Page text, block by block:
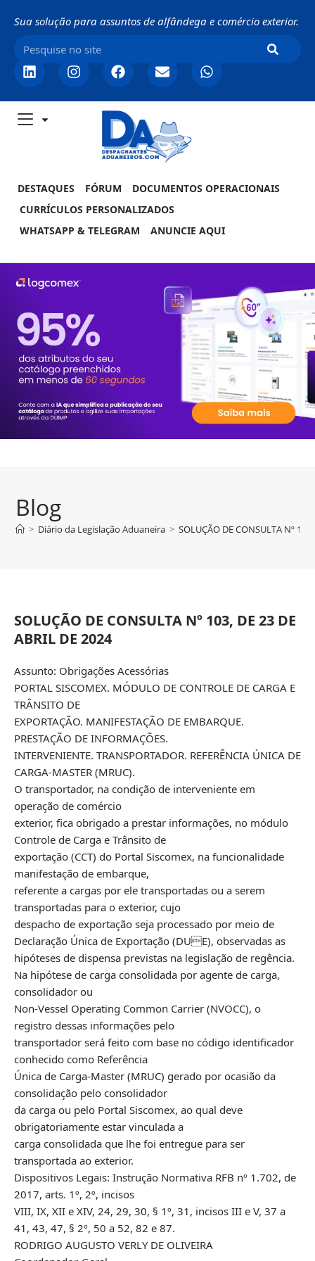
Sua solução para assuntos de alfândega e comércio exterior.
DESTAQUES FÓRUM
DOCUMENTOS OPERACIONAIS
CURRÍCULOS PERSONALIZADOS
WHATSAPP & TELEGRAM
ANUNCIE AQUI
Blog
> Diário da Legislação Aduaneira > SOLUÇÃO DE CONSULTA Nº
SOLUÇÃO DE CONSULTA Nº 103, DE 23 DE
ABRIL DE 2024
Assunto: Obrigações Acessórias
PORTAL SISCOMEX. MÓDULO DE CONTROLE DE CARGA E
TRÂNSITO DE
EXPORTAÇÃO. MANIFESTAÇÃO DE EMBARQUE.
PRESTAÇÃO DE INFORMAÇÕES.
INTERVENIENTE. TRANSPORTADOR. REFERÊNCIA ÚNICA DE
CARGA-MASTER (MRUC).
O transportador, na condição de interveniente em
operação de comércio
exterior, fica obrigado a prestar informações, no módulo
Controle de Carga e Trânsito de
exportação (CCT) do Portal Siscomex, na funcionalidade
manifestação de embarque,
referente a cargas por ele transportadas ou a serem
transportadas para o exterior, cujo
despacho de exportação seja processado por meio de
Declaração Única de Exportação (DUE), observadas as
hipóteses de dispensa previstas na legislação de regência.
Na hipótese de carga consolidada por agente de carga,
consolidador ou
Non-Vessel Operating Common Carrier (NVOCC), o
registro dessas informações pelo
transportador será feito com base no código identificador
conhecido como Referência
Única de Carga-Master (MRUC) gerado por ocasião da
consolidação pelo consolidador
da carga ou pelo Portal Siscomex, ao qual deve
obrigatoriamente estar vinculada a
carga consolidada que lhe foi entregue para ser
transportada ao exterior.
Dispositivos Legais: Instrução Normativa RFB nº 1.702, de
2017, arts. 1º, 2º, incisos
VIII, IX, XII e XIV, 24, 29, 30, § 1º, 31, incisos III e V, 37 a
41, 43, 47, § 2º, 50 a 52, 82 e 87.
RODRIGO AUGUSTO VERLY DE OLIVEIRA